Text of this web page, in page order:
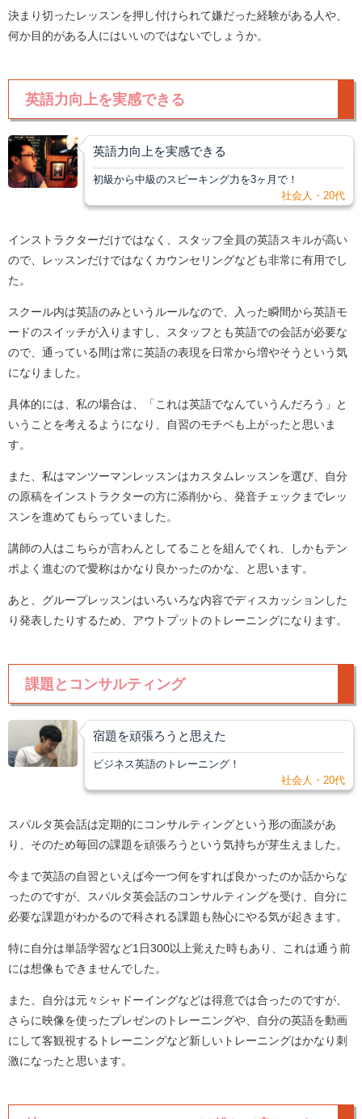
決まり切ったレッスンを押し付けられて嫌だった経験がある人や、
何か目的がある人にはいいのではないでしょうか。
英語力向上を実感できる
英語力向上を実感できる
初級から中級のスピーキング力を3ヶ月で！
社会人・20代
インストラクターだけではなく、スタッフ全員の英語スキルが高い
ので、レッスンだけではなくカウンセリングなども非常に有用でし
た。
スクール内は英語のみというルールなので、入った瞬間から英語モ
ードのスイッチが入りますし、スタッフとも英語での会話が必要な
ので、通っている間は常に英語の表現を日常から増やそうという気
になりました。
具体的には、私の場合は、「これは英語でなんていうんだろう」と
いうことを考えるようになり、自習のモチベも上がったと思いま
す。
また、私はマンツーマンレッスンはカスタムレッスンを選び、自分
の原稿をインストラクターの方に添削から、発音チェックまでレッ
スンを進めてもらっていました。
講師の人はこちらが言わんとしてることを組んでくれ、しかもテン
ポよく進むので愛称はかなり良かったのかな、と思います。
あと、グループレッスンはいろいろな内容でディスカッションした
り発表したりするため、アウトプットのトレーニングになります。
課題とコンサルティング
宿題を頑張ろうと思えた
ビジネス英語のトレーニング！
社会人・20代
スパルタ英会話は定期的にコンサルティングという形の面談があ
り、そのため毎回の課題を頑張ろうという気持ちが芽生えました。
今まで英語の自習といえば今一つ何をすれば良かったのか話からな
ったのですが、スパルタ英会話のコンサルティングを受け、自分に
必要な課題がわかるので科される課題も熱心にやる気が起きます。
特に自分は単語学習など1日300以上覚えた時もあり、これは通う前
には想像もできませんでした。
また、自分は元々シャドーイングなどは得意では合ったのですが、
さらに映像を使ったプレゼンのトレーニングや、自分の英語を動画
にして客観視するトレーニングなど新しいトレーニングはかなり刺
激になったと思います。